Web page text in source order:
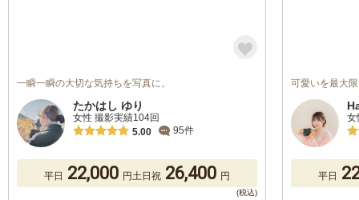
一瞬一瞬の大切な気持ちを写真に。
たかはし ゆり
女性 撮影実績104回
5.00
95件
平日 22,000 円土日祝 26,400 円
可愛いを最大
女
平日